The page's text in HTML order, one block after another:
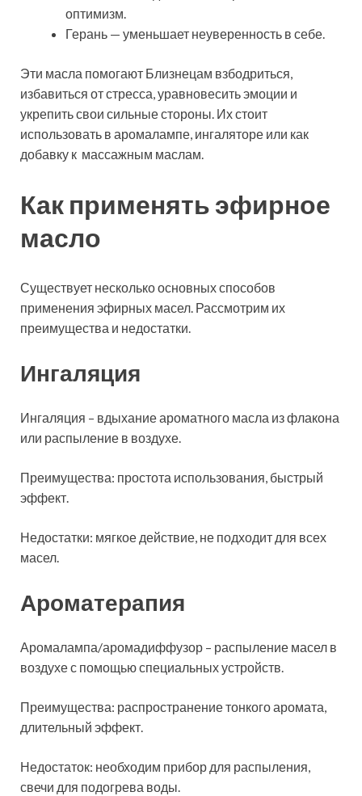
оптимизм.
Герань — уменьшает неуверенность в себе.
Эти масла помогают Близнецам взбодриться,
избавиться от стресса, уравновесить эмоции и
укрепить свои сильные стороны. Их стоит
использовать в аромалампе, ингаляторе или как
добавку к массажным маслам.
Как применять эфирное
масло
Существует несколько основных способов
применения эфирных масел. Рассмотрим их
преимущества и недостатки.
Ингаляция
Ингаляция – вдыхание ароматного масла из флакона
или распыление в воздухе.
Преимущества: простота использования, быстрый
эффект.
Недостатки: мягкое действие, не подходит для всех
масел.
Ароматерапия
Аромалампа/аромадиффузор – распыление масел в
воздухе с помощью специальных устройств.
Преимущества: распространение тонкого аромата,
длительный эффект.
Недостаток: необходим прибор для распыления,
свечи для подогрева воды.